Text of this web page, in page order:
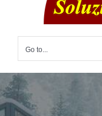
Go to...